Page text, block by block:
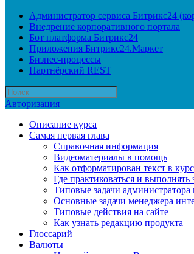
Администратор сервиса Битрикс24
Внедрение корпоративного портала
Бот платформа Битрикс24
Приложения Битрикс24.Маркет
Бизнес-процессы
Партнёрский REST
Авторизация
Описание курса
Самая первая глава
Справочная информация
Видеоматериалы в помощь
Как отформатирован текст в
Где практиковаться и выполнять
Типовые задачи администратора
Основные задачи менеджера
Типовые действия на сайте
Как узнать редакцию продукта
Глоссарий
Валюты